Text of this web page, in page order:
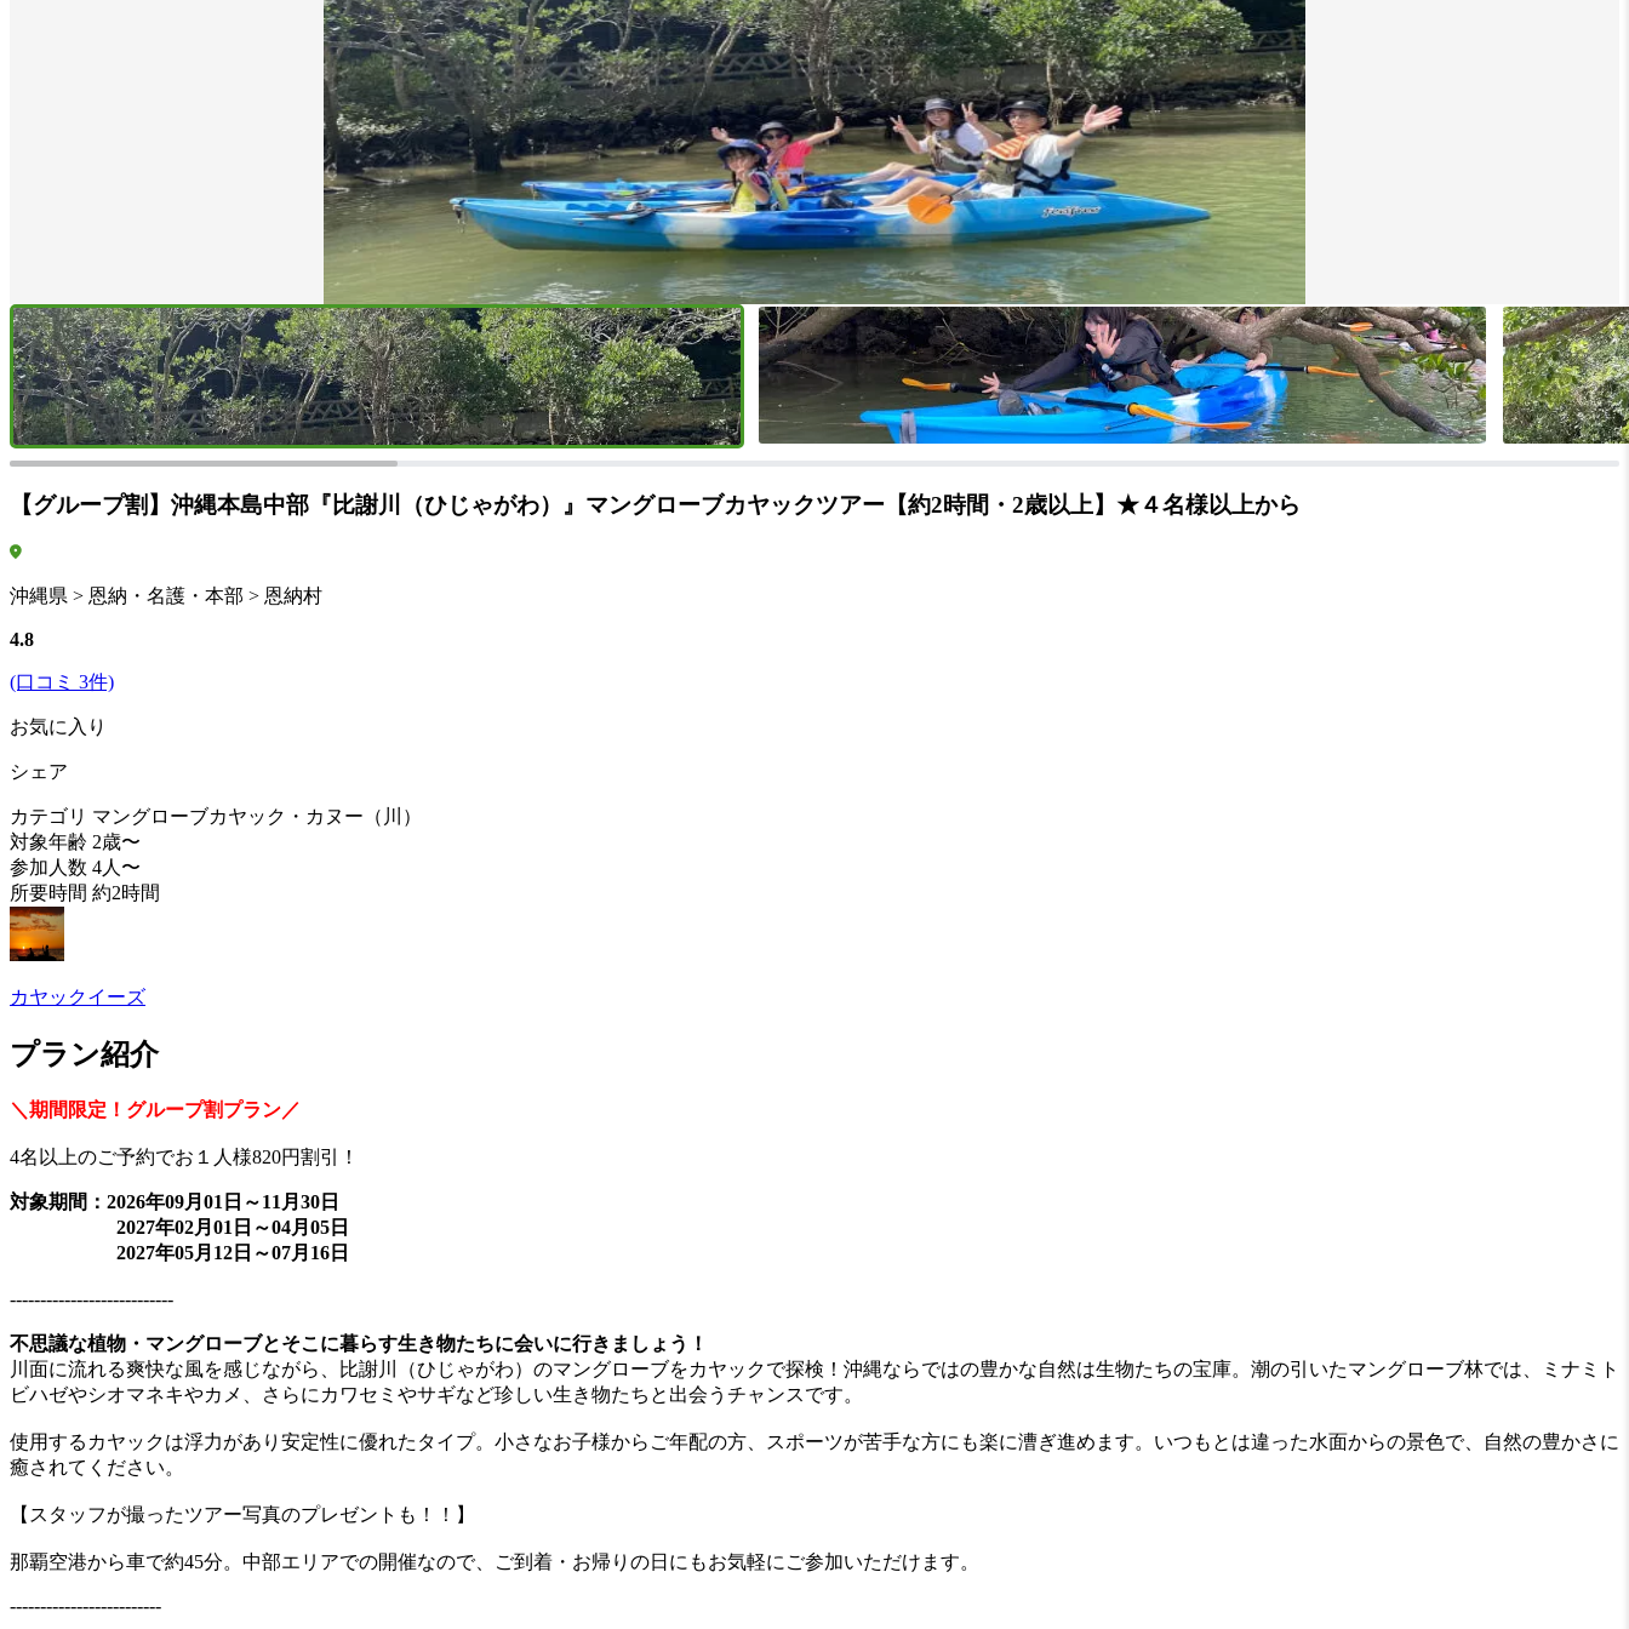
【グループ割】沖縄本島中部『比謝川（ひじゃがわ）』マングローブカヤックツアー【約2時間・2歳以上】★４名様以上から
沖縄県 > 恩納・名護・本部 > 恩納村
4.8
(口コミ 3件)
お気に入り
シェア
カテゴリ マングローブカヤック・カヌー（川）
対象年齢 2歳〜
参加人数 4人〜
所要時間 約2時間
カヤックイーズ
プラン紹介
＼ 期間限定！グループ割プラン／
4名以上のご予約でお１人様820円割引！
対象期間：2026年09月01日～11月30日
2027年02月01日～04月05日
2027年05月12日～07月16日
---------------------------
不思議な植物・マングローブとそこに暮らす生き物たちに会いに行きましょう！
川面に流れる爽快な風を感じながら、比謝川（ひじゃがわ）のマングローブをカヤックで探検！沖縄ならではの豊かな自然は生物たちの宝庫。潮の引いたマングローブ林では、ミナミト
ビハゼやシオマネキやカメ、さらにカワセミやサギなど珍しい生き物たちと出会うチャンスです。
使用するカヤックは浮力があり安定性に優れたタイプ。小さなお子様からご年配の方、スポーツが苦手な方にも楽に漕ぎ進めます。いつもとは違った水面からの景色で、自然の豊かさに
癒されてください。
【スタッフが撮ったツアー写真のプレゼントも！！】
那覇空港から車で約45分。中部エリアでの開催なので、ご到着・お帰りの日にもお気軽にご参加いただけます。
-------------------------